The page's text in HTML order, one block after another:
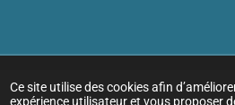
Ce site utilise des cookies afin
expérience utilisateur et vous proposer